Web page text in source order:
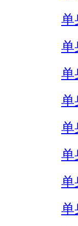
单
单
单
单
单
单
单
单